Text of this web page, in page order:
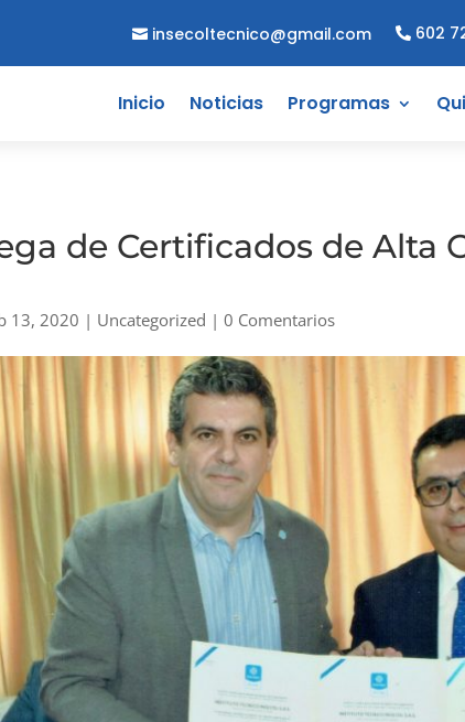
insecoltecnico@gmail.com 602
Inicio Noticias Programas
de Certificados de Alta
13, 2020 | Uncategorized |0 Comentarios